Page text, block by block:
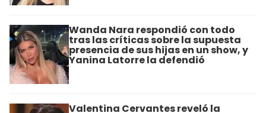
Wanda Nara respondió con todo
tras las críticas sobre la supuesta
presencia de sus hijas en un show, y
Yanina Latorre la defendió
Valentina Cervantes reveló la